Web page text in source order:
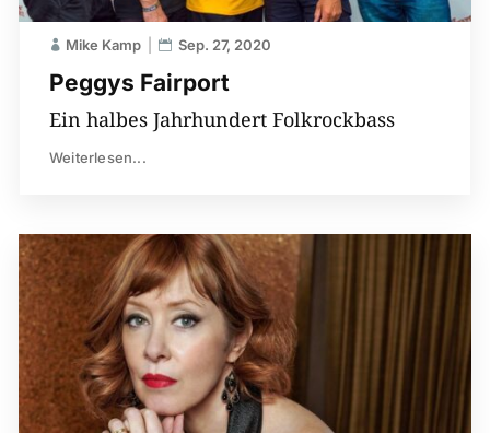
Peggys Fairport
Mike Kamp Sep. 27, 2020
Ein halbes Jahrhundert Folkrockbass
Weiterlesen...